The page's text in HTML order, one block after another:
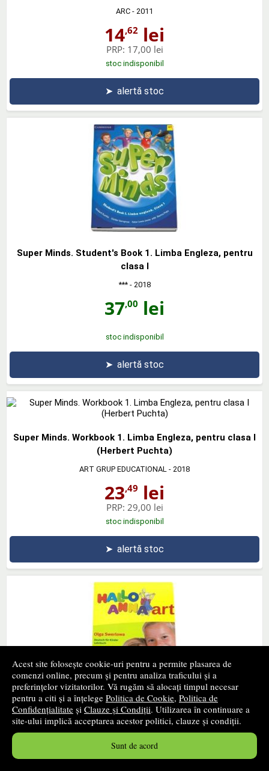
Acest site folosește cookie-uri pentru a permite plasarea de
comenzi online, precum și pentru analiza traficului și a
preferințelor vizitatorilor. Vă rugăm să alocați timpul necesar
pentru a citi și a înțelege Politica de Cookie, Politica de
Confidențialitate și Clauze și Condiții. Utilizarea în continuare a
site-ului implică acceptarea acestor politici, clauze și condiții.
Sunt de acord
ARC - 2011
14,62 lei
PRP: 17,00 lei
stoc indisponibil
➤ alertă stoc
Super Minds. Student's Book 1. Limba Engleza, pentru
clasa I
***- 2018
37,00 lei
stoc indisponibil
➤ alertă stoc
Super Minds. Workbook 1. Limba Engleza, pentru clasa I
(Herbert Puchta)
ART GRUP EDUCATIONAL - 2018
23,49 lei
PRP: 29,00 lei
stoc indisponibil
➤ alertă stoc
Hallo Anna. Limba Germana. Cartea elevului. Clasa a I-a -
auxiliar a fost avizat de Ministerul Educatiei Nationale
ART GRUP EDUCATIONAL
33,45lei